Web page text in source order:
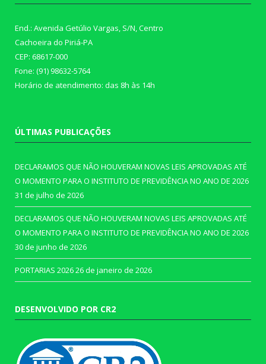
End.: Avenida Getúlio Vargas, S/N, Centro
Cachoeira do Piriá-PA
CEP: 68617-000
Fone: (91) 98632-5764
Horário de atendimento: das 8h às 14h
ÚLTIMAS PUBLICAÇÕES
DECLARAMOS QUE NÃO HOUVERAM NOVAS LEIS APROVADAS ATÉ
O MOMENTO PARA O INSTITUTO DE PREVIDÊNCIA NO ANO DE 2026
31 de julho de 2026
DECLARAMOS QUE NÃO HOUVERAM NOVAS LEIS APROVADAS ATÉ
O MOMENTO PARA O INSTITUTO DE PREVIDÊNCIA NO ANO DE 2026
30 de junho de 2026
PORTARIAS 202626 de janeiro de 2026
DESENVOLVIDO POR CR2